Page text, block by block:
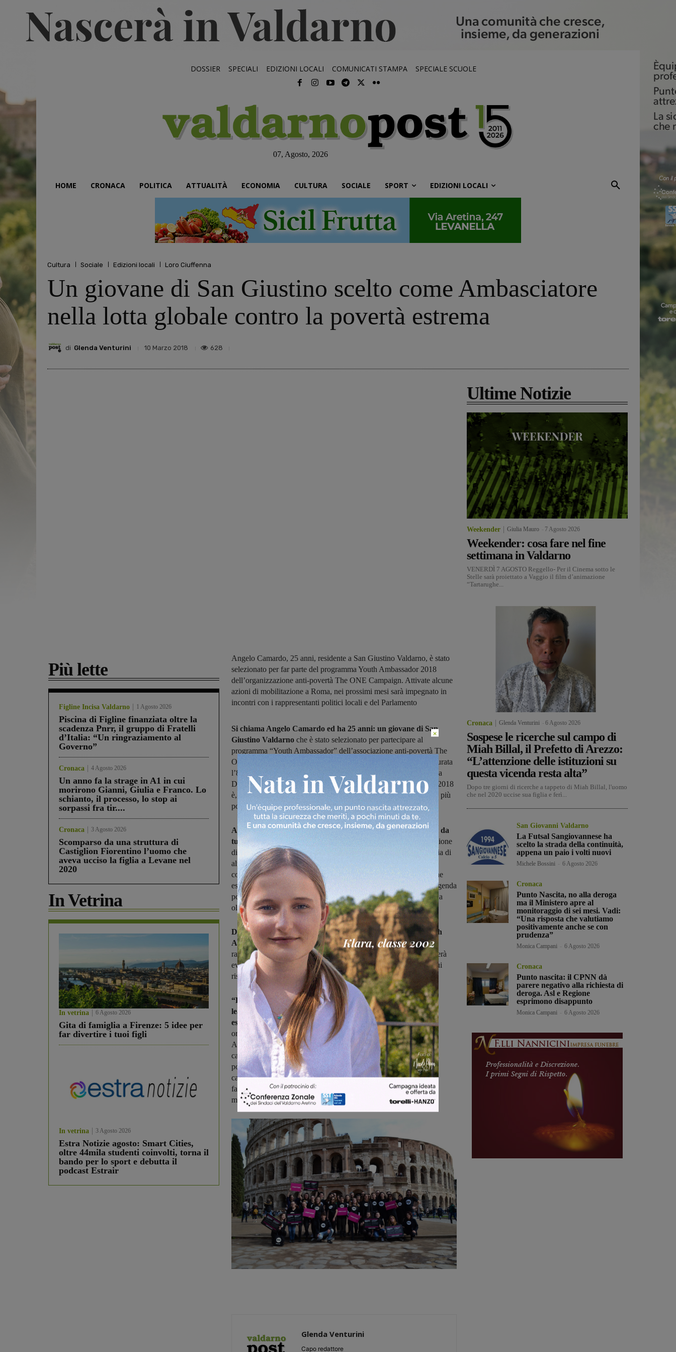
DOSSIER SPECIALI EDIZIONI LOCALI COMUNICATI STAMPA SPECIALE SCUOLE
07, Agosto, 2026
HOME CRONACA POLITICA ATTUALITÀ ECONOMIA CULTURA SOCIALE SPORT EDIZIONI LOCALI
Cultura Sociale Edizioni locali Loro Ciuffenna
Un giovane di San Giustino scelto come Ambasciatore
nella lotta globale contro la povertà estrema
di Glenda Venturini 10 Marzo 2018 628
Più lette
Figline Incisa Valdarno 1 Agosto 2026
Piscina di Figline finanziata oltre la
scadenza Pnrr, il gruppo di Fratelli
d’Italia: “Un ringraziamento al
Governo”
Cronaca 4 Agosto 2026
Un anno fa la strage in A1 in cui
morirono Gianni, Giulia e Franco. Lo
schianto, il processo, lo stop ai
sorpassi fra tir....
Cronaca 3 Agosto 2026
Scomparso da una struttura di
Castiglion Fiorentino l’uomo che
aveva ucciso la figlia a Levane nel
2020
In Vetrina
In vetrina 6 Agosto 2026
Gita di famiglia a Firenze: 5 idee per
far divertire i tuoi figli
In vetrina 3 Agosto 2026
Estra Notizie agosto: Smart Cities,
oltre 44mila studenti coinvolti, torna il
bando per lo sport e debutta il
podcast Estrair
Angelo Camardo, 25 anni, residente a San Giustino Valdarno, è stato
selezionato per far parte del programma Youth Ambassador 2018
dell’organizzazione anti-povertà The ONE Campaign. Attivate alcune
azioni di mobilitazione a Roma, nei prossimi mesi sarà impegnato in
incontri con i rappresentanti politici locali e del Parlamento
Si chiama Angelo Camardo ed ha 25 anni: un giovane di San
Giustino Valdarno che è stato selezionato per partecipare al
programma “Youth Ambassador” dell’associazione anti-povertà The
ONE Campaign. La quinta edizione del programma è stata inaugurata
l’8 marzo a Roma, in occasione della Giornata Internazionale della
Donna. Una delle campagne principali dell’organizzazione per il 2018
è, infatti, legata al rafforzamento economico delle donne nei paesi più
poveri del mondo.
Angelo Camardo e gli altri Giovani Ambasciatori provenienti da
tutta Italia si sono messi subito all’opera
partecipando ad un’azione
di campagna nelle strade di Roma. In contemporanea con centinaia di
altri membri di ONE in Europa, i giovani attivisti italiani hanno
coinvolto i passanti chiedendo loro di firmare una lettera aperta che
esorta i leader mondiali a mettere donne e ragazze al centro dell’agenda
politica internazionale: in un solo giorno la lettera è stata firmata da
oltre 55.000 persone.
Durante il corso dell’anno e come parte del programma Youth
Ambassador, Angelo Camardo si attiveràper incontrare
rappresentanti politici locali, si recherà in Parlamento ed organizzerà
eventi nella sua comunità per sensibilizzare l’opinione pubblica sui
risultati degli aiuti pubblici allo sviluppo nei paesi più poveri.
“È importante che ci mettiamo in gioco e chiediamo ai nostri
leader di fare la propria parte nella lotta contro la povertà
estrema – ha commentato Angelo Camardo– sono molto
orgoglioso di essere stato selezionato per il programma Youth
Ambassador che mi permetterà di impegnarmi per ottenere un
cambiamento concreto per le persone che vivono in condizione di
povertà. Voglio inoltre dimostrare ai miei concittadini che fare
campagna su questi temi può essere facile e che, se ci uniamo e
facciamo sentire la nostra voce, riusciremo a costruire un futuro
migliore per tutti".
Glenda Venturini
Capo redattore
Ultime Notizie
Weekender Giulia Mauro 7 Agosto 2026
Weekender: cosa fare nel fine
settimana in Valdarno
VENERDÌ 7 AGOSTO Reggello- Per il Cinema sotto le
Stelle sarà proiettato a Vaggio il film d’animazione
“Tartarughe...
Cronaca Glenda Venturini 6 Agosto 2026
Sospese le ricerche sul campo di
Miah Billal, il Prefetto di Arezzo:
“L’attenzione delle istituzioni su
questa vicenda resta alta”
Dopo tre giorni di ricerche a tappeto di Miah Billal, l'uomo
che nel 2020 uccise sua figlia e ferì...
San Giovanni Valdarno
La Futsal Sangiovannese ha
scelto la strada della continuità,
appena un paio i volti nuovi
Michele Bossini 6 Agosto 2026
Cronaca
Punto Nascita, no alla deroga
ma il Ministero apre al
monitoraggio di sei mesi. Vadi:
“Una risposta che valutiamo
positivamente anche se con
prudenza”
Monica Campani 6 Agosto 2026
Cronaca
Punto nascita: il CPNN dà
parere negativo alla richiesta di
deroga. Asl e Regione
esprimono disappunto
Monica Campani 6 Agosto 2026
×